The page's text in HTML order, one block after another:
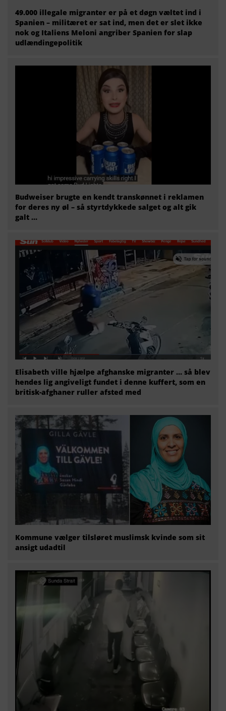
49.000 illegale migranter er på et døgn væltet ind i
Spanien – militæret er sat ind, men det er slet ikke
nok og Italiens Meloni angriber Spanien for slap
udlændingepolitik
Budweiser brugte en kendt transkønnet i reklamen
for deres ny øl – så styrtdykkede salget og alt gik
galt …
Elisabeth ville hjælpe afghanske migranter … så blev
hendes lig angiveligt fundet i denne kuffert, som en
britisk-afghaner ruller afsted med
Kommune vælger tilsløret muslimsk kvinde som sit
ansigt udadtil